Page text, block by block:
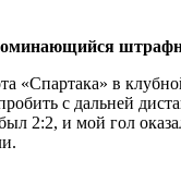
«Спартака» в
с дальней
2:2, и мой гол